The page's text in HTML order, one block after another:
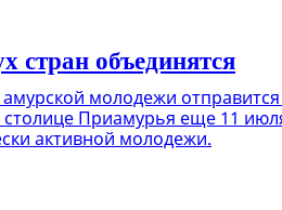
стран объединятся
молодежи
Приамурья еще 11
активной молодежи.